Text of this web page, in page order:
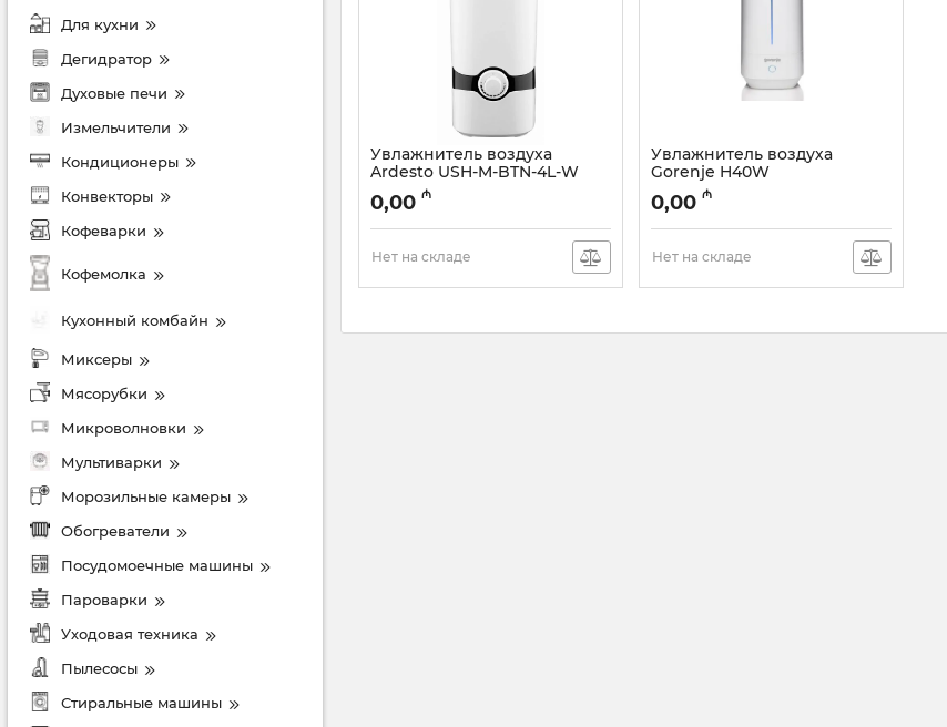
Для кухни
Дегидратор
Духовые печи
Измельчители
Кондиционеры
Конвекторы
Кофеварки
Кофемолка
Кухонный комбайн
Миксеры
Мясорубки
Микроволновки
Мультиварки
Морозильные камеры
Обогреватели
Посудомоечные машины
Пароварки
Уходовая техника
Пылесосы
Стиральные машины
Увлажнитель воздуха
Ardesto USH-M-BTN-4L-W
Артикул: 005038458
0,00 ₼
Нет на складе
Увлажнитель воздуха
Gorenje H40W
Артикул: 005038296
0,00 ₼
Нет на складе